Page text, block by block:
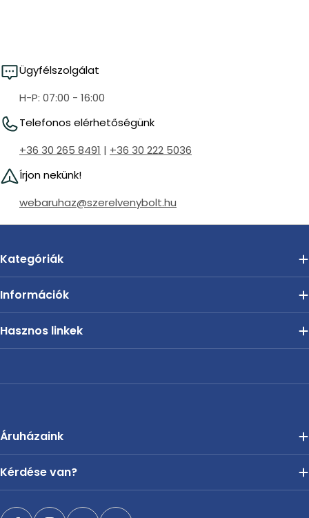
Ügyfélszolgálat
H-P: 07:00 - 16:00
Telefonos elérhetőségünk
+36 30 265 8491 | +36 30 222 5036
Írjon nekünk!
webaruhaz@szerelvenybolt.hu
Kategóriák
Információk
Hasznos linkek
Áruházaink
Kérdése van?